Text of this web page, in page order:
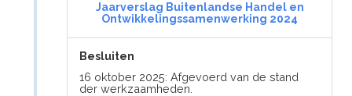
Jaarverslag Buitenlandse Handel en
Ontwikkelingssamenwerking 2024
Besluiten
16 oktober 2025: Afgevoerd van de stand
der werkzaamheden.